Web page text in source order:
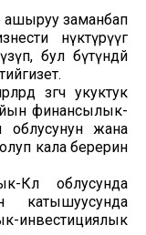
заманбап
өнүктүрүүгө
бул бүтүндөй
өзгөчө укуктук
финансылык-
облусунун жана
кала берерин
Көл облусунда
катышуусунда